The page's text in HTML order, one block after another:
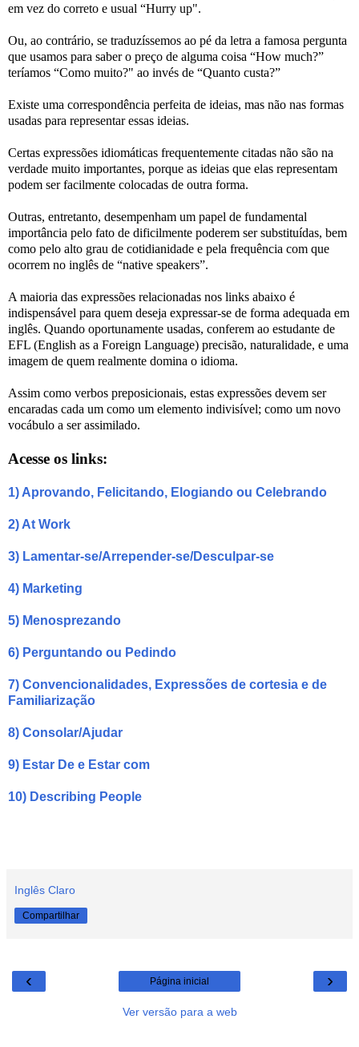
em vez do correto e usual “Hurry up".
Ou, ao contrário, se traduzíssemos ao pé da letra a famosa pergunta
que usamos para saber o preço de alguma coisa “How much?”
teríamos “Como muito?" ao invés de “Quanto custa?”
Existe uma correspondência perfeita de ideias, mas não nas formas
usadas para representar essas ideias.
Certas expressões idiomáticas frequentemente citadas não são na
verdade muito importantes, porque as ideias que elas representam
podem ser facilmente colocadas de outra forma.
Outras, entretanto, desempenham um papel de fundamental
importância pelo fato de dificilmente poderem ser substituídas, bem
como pelo alto grau de cotidianidade e pela frequência com que
ocorrem no inglês de “native speakers”.
A maioria das expressões relacionadas nos links abaixo é
indispensável para quem deseja expressar-se de forma adequada em
inglês. Quando oportunamente usadas, conferem ao estudante de
EFL (English as a Foreign Language) precisão, naturalidade, e uma
imagem de quem realmente domina o idioma.
Assim como verbos preposicionais, estas expressões devem ser
encaradas cada um como um elemento indivisível; como um novo
vocábulo a ser assimilado.
Acesse os links:
1) Aprovando, Felicitando, Elogiando ou Celebrando
2) At Work
3) Lamentar-se/Arrepender-se/Desculpar-se
4) Marketing
5) Menosprezando
6) Perguntando ou Pedindo
7) Convencionalidades, Expressões de cortesia e de
Familiarização
8) Consolar/Ajudar
9) Estar De e Estar com
10) Describing People
Inglês Claro
Compartilhar
‹ ›
Página inicial
Ver versão para a web